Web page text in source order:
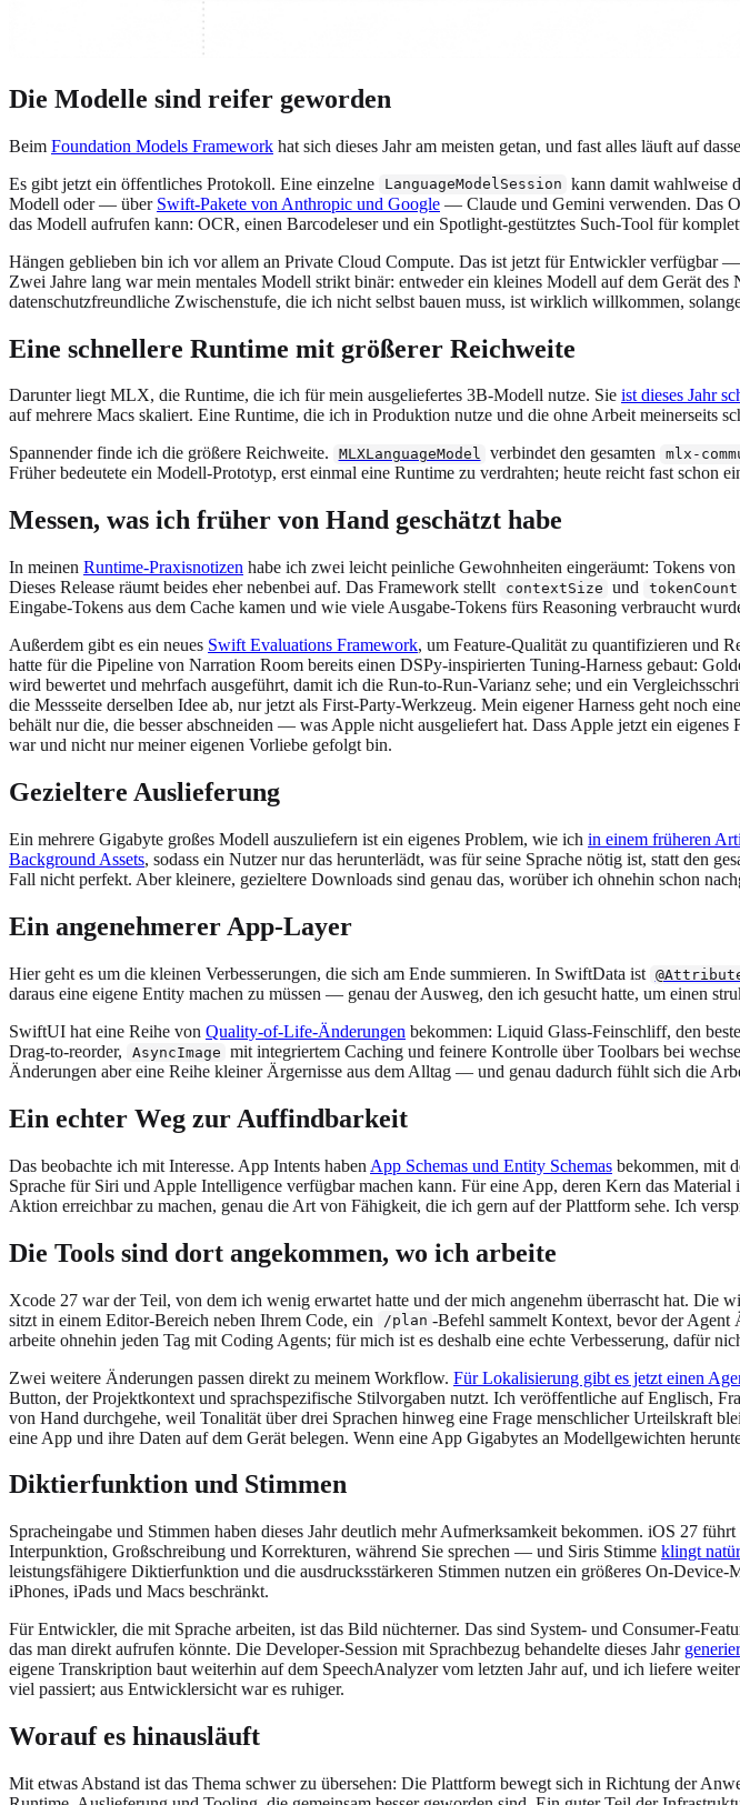
Die Modelle sind reifer geworden
Beim Foundation Models Framework hat sich dieses Jahr am meisten getan, und fast alles läuft auf
Es gibt jetzt ein öffentliches Protokoll. Eine einzelne
LanguageModelSession kann damit wahlweise
Modell oder — über Swift-Pakete von Anthropic und Google — Claude und Gemini verwenden. Das
das Modell aufrufen kann: OCR, einen Barcodeleser und ein Spotlight-gestütztes Such-Tool für
Hängen geblieben bin ich vor allem an Private Cloud Compute. Das ist jetzt für Entwickler verfügbar —
Zwei Jahre lang war mein mentales Modell strikt binär: entweder ein kleines Modell auf dem Gerät
datenschutzfreundliche Zwischenstufe, die ich nicht selbst bauen muss, ist wirklich willkommen,
Eine schnellere Runtime mit größerer Reichweite
Darunter liegt MLX, die Runtime, die ich für mein ausgeliefertes 3B-Modell nutze. Sie ist dieses Jahr
auf mehrere Macs skaliert. Eine Runtime, die ich in Produktion nutze und die ohne Arbeit meinerseits
Spannender finde ich die größere Reichweite.
MLXLanguageModel verbindet den gesamten mlx-
Früher bedeutete ein Modell-Prototyp, erst einmal eine Runtime zu verdrahten; heute reicht fast schon
Messen, was ich früher von Hand geschätzt habe
In meinen Runtime-Praxisnotizen habe ich zwei leicht peinliche Gewohnheiten eingeräumt: Tokens
Dieses Release räumt beides eher nebenbei auf. Das Framework stellt
contextSize und
Eingabe-Tokens aus dem Cache kamen und wie viele Ausgabe-Tokens fürs Reasoning verbraucht
Außerdem gibt es ein neues Swift Evaluations Framework, um Feature-Qualität zu quantifizieren und
hatte für die Pipeline von Narration Room bereits einen DSPy-inspirierten Tuning-Harness gebaut:
wird bewertet und mehrfach ausgeführt, damit ich die Run-to-Run-Varianz sehe; und ein
die Messseite derselben Idee ab, nur jetzt als First-Party-Werkzeug. Mein eigener Harness geht noch
behält nur die, die besser abschneiden — was Apple nicht ausgeliefert hat. Dass Apple jetzt ein
war und nicht nur meiner eigenen Vorliebe gefolgt bin.
Gezieltere Auslieferung
Ein mehrere Gigabyte großes Modell auszuliefern ist ein eigenes Problem, wie ich in einem früheren
Background Assets, sodass ein Nutzer nur das herunterlädt, was für seine Sprache nötig ist, statt den
Fall nicht perfekt. Aber kleinere, gezieltere Downloads sind genau das, worüber ich ohnehin schon
Ein angenehmerer App-Layer
Hier geht es um die kleinen Verbesserungen, die sich am Ende summieren. In SwiftData ist
daraus eine eigene Entity machen zu müssen — genau der Ausweg, den ich gesucht hatte, um einen
SwiftUI hat eine Reihe von Quality-of-Life-Änderungen bekommen: Liquid Glass-Feinschliff, den
Drag-to-reorder,
AsyncImage mit integriertem Caching und feinere Kontrolle über Toolbars bei
Änderungen aber eine Reihe kleiner Ärgernisse aus dem Alltag — und genau dadurch fühlt sich die
Ein echter Weg zur Auffindbarkeit
Das beobachte ich mit Interesse. App Intents haben App Schemas und Entity Schemas bekommen, mit
Sprache für Siri und Apple Intelligence verfügbar machen kann. Für eine App, deren Kern das
Aktion erreichbar zu machen, genau die Art von Fähigkeit, die ich gern auf der Plattform sehe. Ich
Die Tools sind dort angekommen, wo ich arbeite
Xcode 27 war der Teil, von dem ich wenig erwartet hatte und der mich angenehm überrascht hat. Die
sitzt in einem Editor-Bereich neben Ihrem Code, ein
/plan -Befehl sammelt Kontext, bevor der Agent
arbeite ohnehin jeden Tag mit Coding Agents; für mich ist es deshalb eine echte Verbesserung, dafür
Zwei weitere Änderungen passen direkt zu meinem Workflow. Für Lokalisierung gibt es jetzt einen
Button, der Projektkontext und sprachspezifische Stilvorgaben nutzt. Ich veröffentliche auf Englisch,
von Hand durchgehe, weil Tonalität über drei Sprachen hinweg eine Frage menschlicher Urteilskraft
eine App und ihre Daten auf dem Gerät belegen. Wenn eine App Gigabytes an Modellgewichten
Diktierfunktion und Stimmen
Spracheingabe und Stimmen haben dieses Jahr deutlich mehr Aufmerksamkeit bekommen. iOS 27
Interpunktion, Großschreibung und Korrekturen, während Sie sprechen — und Siris Stimme klingt
leistungsfähigere Diktierfunktion und die ausdrucksstärkeren Stimmen nutzen ein größeres On-
iPhones, iPads und Macs beschränkt.
Für Entwickler, die mit Sprache arbeiten, ist das Bild nüchterner. Das sind System- und Consumer-
das man direkt aufrufen könnte. Die Developer-Session mit Sprachbezug behandelte dieses Jahr
eigene Transkription baut weiterhin auf dem SpeechAnalyzer vom letzten Jahr auf, und ich liefere
viel passiert; aus Entwicklersicht war es ruhiger.
Worauf es hinausläuft
Mit etwas Abstand ist das Thema schwer zu übersehen: Die Plattform bewegt sich in Richtung der